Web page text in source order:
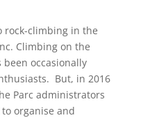
rock-climbing in the
Climbing on the
occasionally
But, in 2016
Parc administrators
organise and